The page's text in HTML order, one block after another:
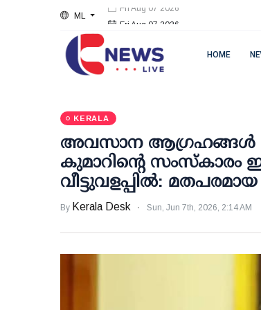
ML
HOME
KERALA
അവസാന ആഗ്രഹങ്ങള്‍
കുമാറിന്റെ സംസ്‌കാരം
വീട്ടുവളപ്പില്‍:
By Kerala Desk Sun, Jun 7th, 2026, 2:14 AM